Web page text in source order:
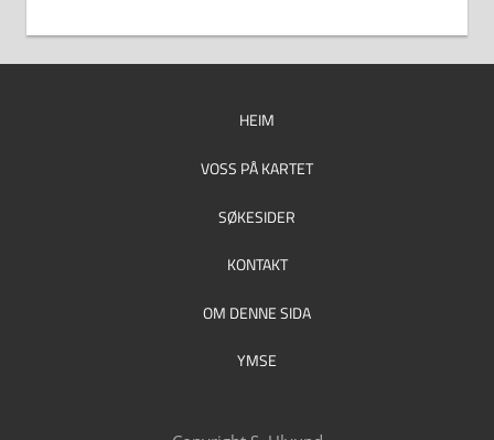
HEIM
VOSS PÅ KARTET
SØKESIDER
KONTAKT
OM DENNE SIDA
YMSE